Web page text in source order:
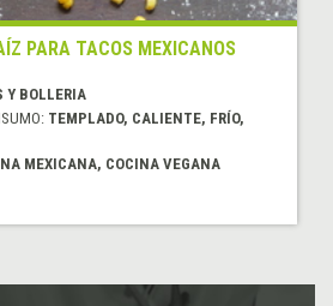
PARA TACOS MEXICANOS
Y BOLLERIA
TEMPLADO, CALIENTE, FRÍO,
MEXICANA, COCINA VEGANA